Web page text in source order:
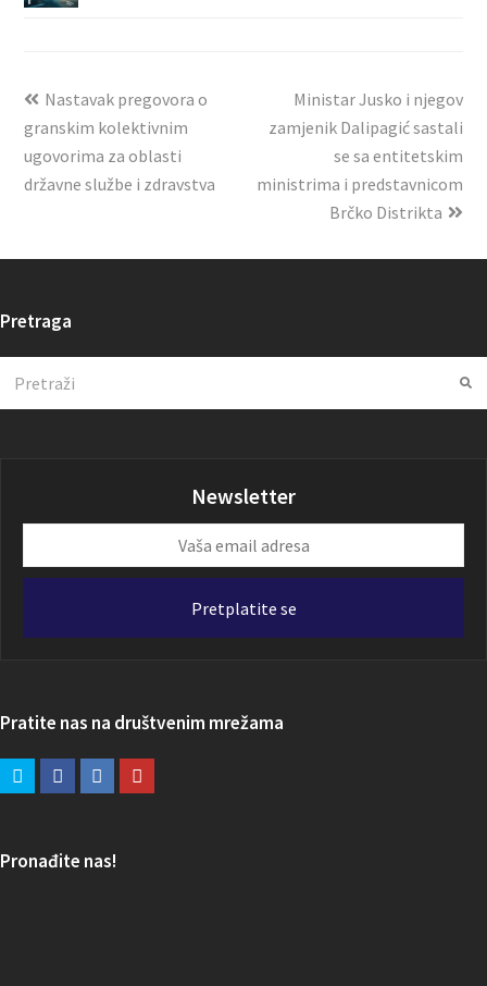
Nastavak pregovora o
granskim kolektivnim
ugovorima za oblasti
državne službe i zdravstva
Ministar Jusko i njegov
zamjenik Dalipagić sastali
se sa entitetskim
ministrima i predstavnicom
Brčko Distrikta
Pretraga
Newsletter
email
Pretplatite se
Pratite nas na društvenim mrežama
Pronađite nas!